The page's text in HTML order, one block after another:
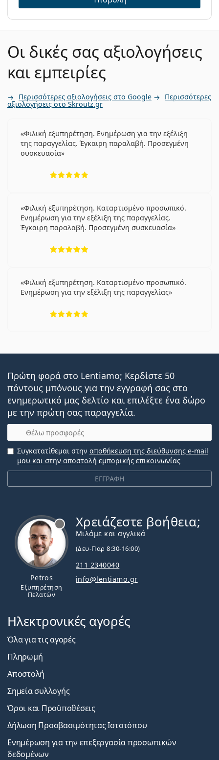
Οι δικές σας αξιολογήσεις
και εμπειρίες
Περισσότερες αξιολογήσεις στο Google Περισσότερες
αξιολογήσεις στο Skroutz.gr
Φιλική εξυπηρέτηση. Ενημέρωση για την εξέλιξη
της παραγγελίας. Έγκαιρη παραλαβή. Προσεγμένη
συσκευασία
Φιλική εξυπηρέτηση. Καταρτισμένο προσωπικό.
Ενημέρωση για την εξέλιξη της παραγγελίας.
Έγκαιρη παραλαβή. Προσεγμένη συσκευασία
Φιλική εξυπηρέτηση. Καταρτισμένο προσωπικό.
Ενημέρωση για την εξέλιξη της παραγγελίας
Πρώτη φορά στο Lentiamo; Κερδίστε 50
πόντους μπόνους για την εγγραφή σας στο
ενημερωτικό μας δελτίο και επιλέξτε ένα δώρο
με την πρώτη σας παραγγελία.
Email
ΕΓΓΡΑΦΗ
Συγκατατίθεμαι στην αποθήκευση της διεύθυνσης e-mail
μου και στην αποστολή εμπορικής επικοινωνίας
Petros
Εξυπηρέτηση
Πελατών
Χρειάζεστε βοήθεια;
Μιλάμε και αγγλικά
(Δευ-Παρ 8:30-16:00)
211 2340040
info@lentiamo.gr
Ηλεκτρονικές αγορές
Όλα για τις αγορές
Πληρωμή
Αποστολή
Σημεία συλλογής
Όροι και Προϋποθέσεις
Δήλωση Προσβασιμότητας Ιστοτόπου
Ενημέρωση για την επεξεργασία προσωπικών
δεδομένων